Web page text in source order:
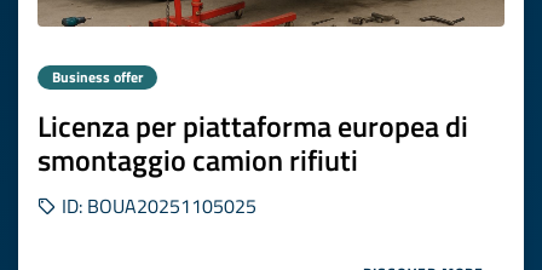
Business offer
Licenza per piattaforma europea di
smontaggio camion rifiuti
ID: BOUA20251105025